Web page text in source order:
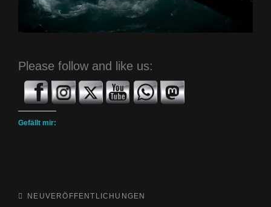
Please follow and like us:
Gefällt mir:
CATEGORIES
NEUVERÖFFENTLICHUNGEN